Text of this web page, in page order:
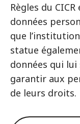
Règles du
données
que
statue
données qui
garantir aux
de leurs droits.